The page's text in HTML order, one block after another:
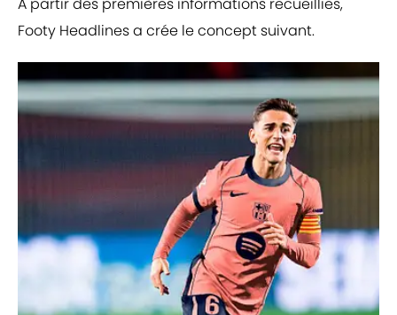
Footy Headlines a crée le concept suivant.